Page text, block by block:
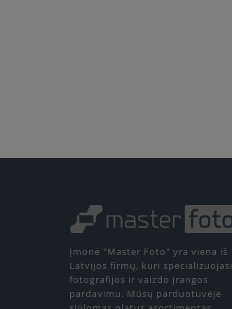
Įmonė "Master Foto" yra viena iš
Latvijos firmų, kuri specializuojasi
fotografijos ir vaizdo įrangos
pardavimu. Mūsų parduotuvėje